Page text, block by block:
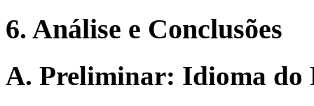
6. Análise e Conclusões
A. Preliminar: Idioma do